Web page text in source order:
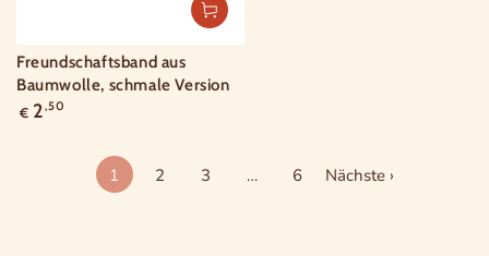
Freundschaftsband aus
Baumwolle, schmale Version
Regulärer
€ 2,50
1 2 3 … 6 Nächste ›